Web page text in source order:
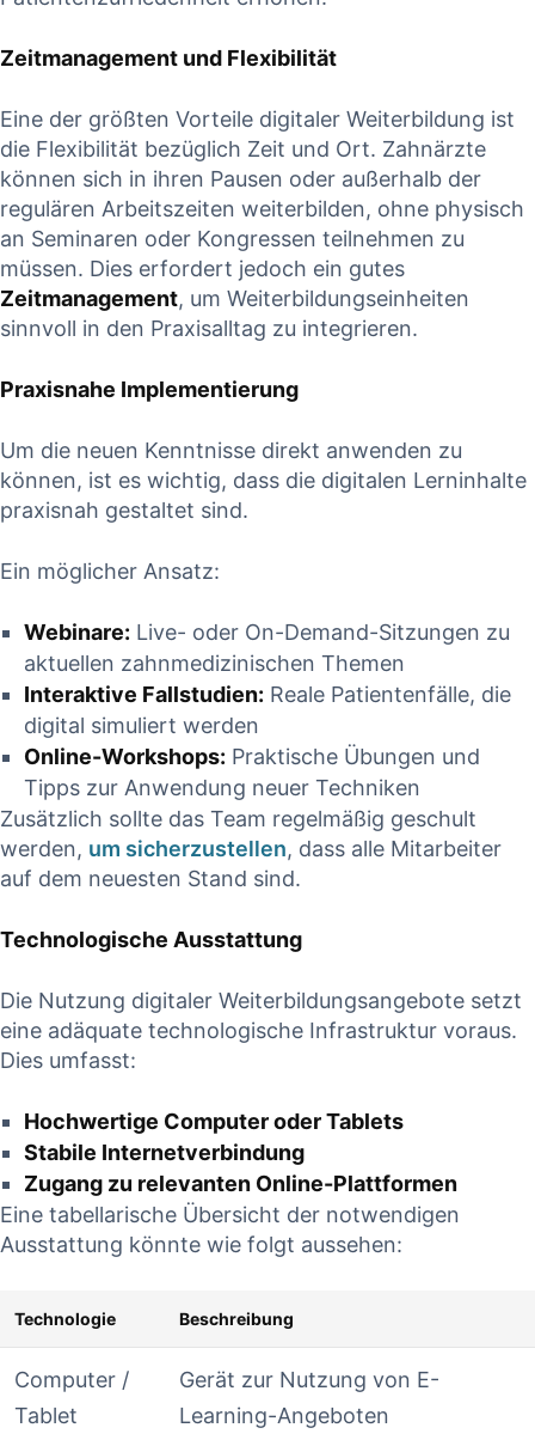
Zeitmanagement und Flexibilität
Eine der größten Vorteile digitaler Weiterbildung ist
die Flexibilität bezüglich Zeit und Ort. Zahnärzte
können sich in ihren Pausen oder außerhalb der
regulären Arbeitszeiten weiterbilden, ohne physisch
an Seminaren oder Kongressen teilnehmen zu⁤
müssen. Dies ⁣erfordert jedoch ein gutes
Zeitmanagement, um Weiterbildungseinheiten
sinnvoll in den Praxisalltag ⁢zu integrieren.
Praxisnahe Implementierung
Um die neuen Kenntnisse direkt anwenden zu
können, ist es‌ wichtig, dass die‌ digitalen Lerninhalte
praxisnah gestaltet sind.⁢
Ein möglicher Ansatz:
Webinare: Live- oder On-Demand-Sitzungen zu
aktuellen zahnmedizinischen Themen
Interaktive Fallstudien: ⁤Reale Patientenfälle, die
digital simuliert werden
Online-Workshops: Praktische Übungen und
Tipps zur Anwendung neuer Techniken
Zusätzlich sollte das ‌Team regelmäßig geschult
werden, um sicherzustellen, dass ​alle Mitarbeiter
auf ‌dem neuesten Stand sind.
Technologische Ausstattung
Die Nutzung digitaler Weiterbildungsangebote setzt ​
eine adäquate technologische Infrastruktur voraus.
Dies umfasst:
Hochwertige Computer oder‍ Tablets
Stabile Internetverbindung
Zugang zu relevanten Online-Plattformen
Eine tabellarische Übersicht der notwendigen
⁤Ausstattung könnte​ wie folgt aussehen:
Technologie Beschreibung
Computer /
Tablet
Gerät zur Nutzung von E-
Learning-Angeboten